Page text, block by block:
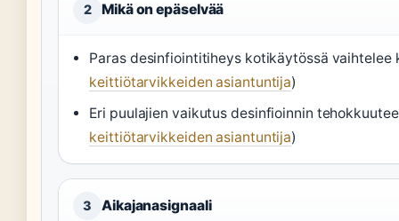
2 Mikä on epäselvää
Paras desinfiointitiheys kotikäytössä
keittiötarvikkeiden asiantuntija)
Eri puulajien vaikutus desinfioinnin
keittiötarvikkeiden asiantuntija)
3 Aikajanasignaali